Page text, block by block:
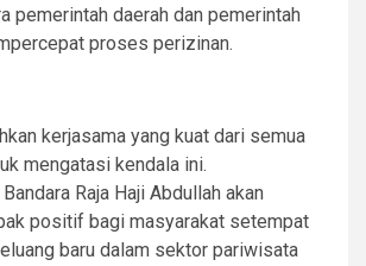
pemerintah daerah dan pemerintah
proses perizinan.
kerjasama yang kuat dari semua
mengatasi kendala ini.
Raja Haji Abdullah akan
positif bagi masyarakat setempat
baru dalam sektor pariwisata